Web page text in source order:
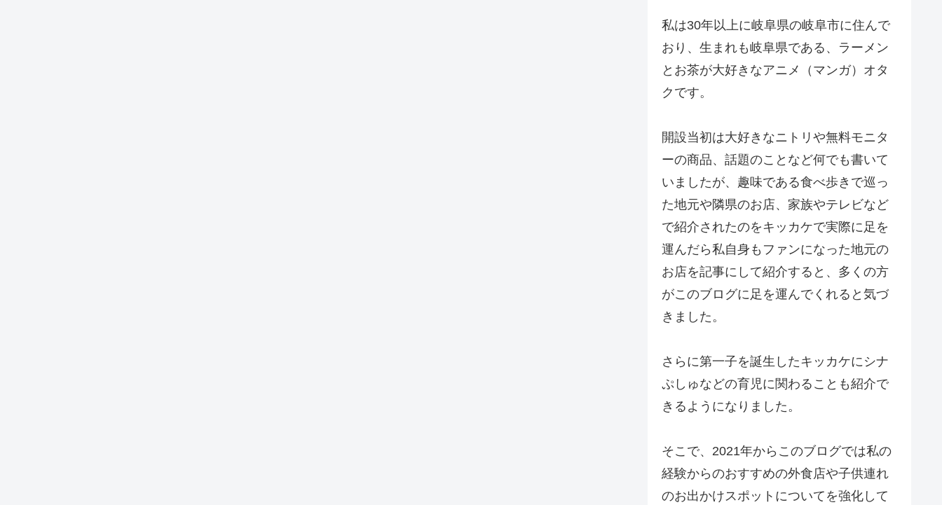
私は30年以上に岐阜県の岐阜市に住んで
おり、生まれも岐阜県である、ラーメン
とお茶が大好きなアニメ（マンガ）オタ
クです。
開設当初は大好きなニトリや無料モニタ
ーの商品、話題のことなど何でも書いて
いましたが、趣味である食べ歩きで巡っ
た地元や隣県のお店、家族やテレビなど
で紹介されたのをキッカケで実際に足を
運んだら私自身もファンになった地元の
お店を記事にして紹介すると、多くの方
がこのブログに足を運んでくれると気づ
きました。
さらに第一子を誕生したキッカケにシナ
ぷしゅなどの育児に関わることも紹介で
きるようになりました。
そこで、2021年からこのブログでは私の
経験からのおすすめの外食店や子供連れ
のお出かけスポットについてを強化して